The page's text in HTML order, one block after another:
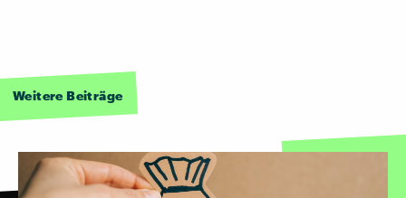
Weitere Beiträge